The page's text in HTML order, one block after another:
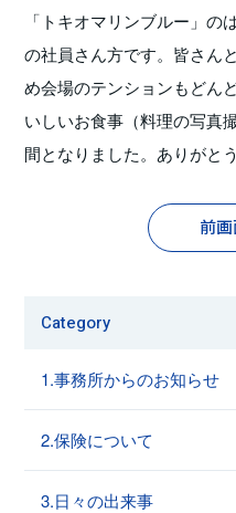
「トキオマリンブルー」の
の社員さん方です。皆さん
め会場のテンションもどん
いしいお食事（料理の写真
間となりました。ありがと
前
Category
1.事務所からのお知らせ
2.保険について
3.日々の出来事